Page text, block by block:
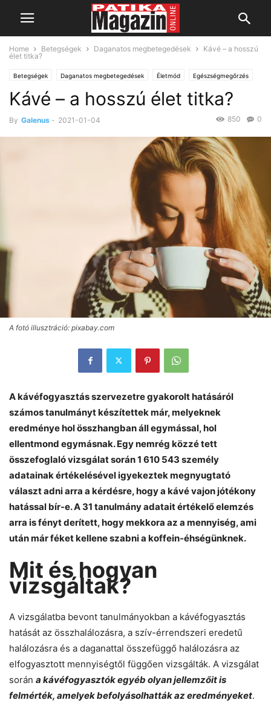
Home Betegségek Daganatos megbetegedések
Kávé – a hosszú
élet titka?
Betegségek Daganatos megbetegedések Életmód Egészségmegőrzés
Kultúra, tudomány Érdekességek PatiCafé
Kávé – a hosszú élet titka?
By Galenus - 2021-01-04 0
850
A fotó illusztráció: pixabay.com
A kávéfogyasztás szervezetre gyakorolt hatásáról
számos tanulmányt készítettek már, melyeknek
eredménye hol összhangban áll egymással, hol
ellentmond egymásnak. Egy nemrég közzé tett
összefoglaló vizsgálat során 1 610 543 személy
adatainak értékelésével igyekeztek megnyugtató
választ adni arra a kérdésre, hogy a kávé vajon jótékony
hatással bír-e. A 31 tanulmány adatait értékelő elemzés
arra is fényt derített, hogy mekkora az a mennyiség, ami
után már féket kellene szabni a koffein-éhségünknek.
Mit és hogyan
vizsgáltak?
A vizsgálatba bevont tanulmányokban a kávéfogyasztás
hatását az összhalálozásra, a szív-érrendszeri eredetű
halálozásra és a daganattal összefüggő halálozásra az
elfogyasztott mennyiségtől függően vizsgálták. A vizsgálat
során a kávéfogyasztók egyéb olyan jellemzőit is
felmérték, amelyek befolyásolhatták az eredményeket.